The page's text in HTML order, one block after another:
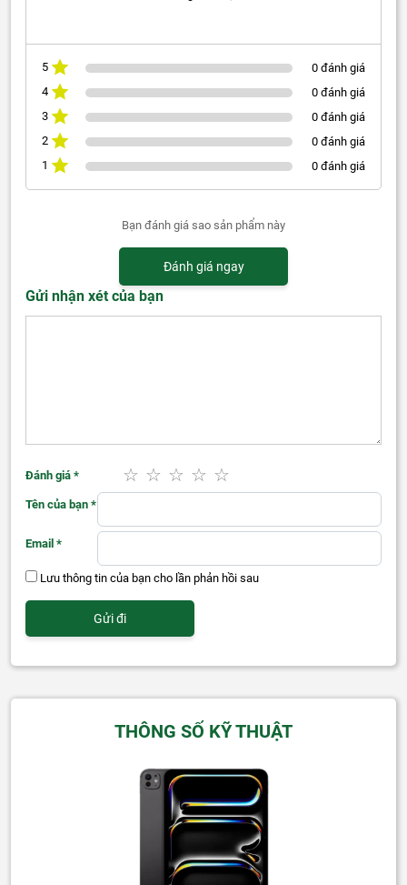
5
0 đánh giá
4
0 đánh giá
3
0 đánh giá
2
0 đánh giá
1
0 đánh giá
Bạn đánh giá sao sản phẩm này
Đánh giá ngay
Gửi nhận xét của bạn
Đánh giá *
Tên của bạn *
Email *
Lưu thông tin của bạn cho lần phản hồi sau
THÔNG SỐ KỸ THUẬT